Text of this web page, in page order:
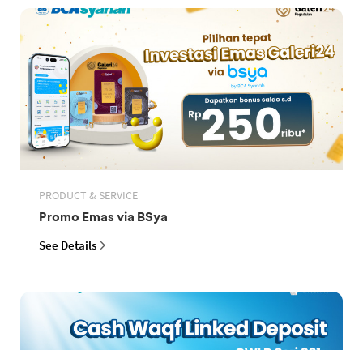
PRODUCT & SERVICE
Promo Emas via BSya
See Details